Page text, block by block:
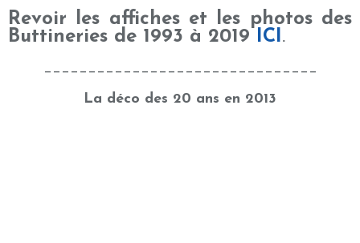
Revoir les affiches et les photos des
Buttineries de 1993 à 2019 ICI.
_______________________________
La déco des 20 ans en 2013